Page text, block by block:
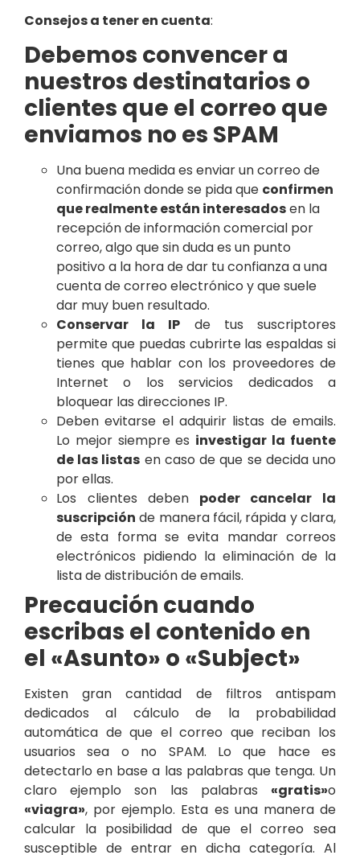
Consejos a tener en cuenta:
Debemos convencer a
nuestros destinatarios o
clientes que el correo que
enviamos no es SPAM
Una buena medida es enviar un correo de
confirmación donde se pida que confirmen
que realmente están interesadosen la
recepción de información comercial por
correo, algo que sin duda es un punto
positivo a la hora de dar tu confianza a una
cuenta de correo electrónico y que suele
dar muy buen resultado.
Conservar la IP de tus suscriptores
permite que puedas cubrirte las espaldas si
tienes que hablar con los proveedores de
Internet o los servicios dedicados a
bloquear las direcciones IP.
Deben evitarse el adquirir listas de emails.
Lo mejor siempre es investigar la fuente
de las listas en caso de que se decida uno
por ellas.
Los clientes deben poder cancelar la
suscripción de manera fácil, rápida y clara,
de esta forma se evita mandar correos
electrónicos pidiendo la eliminación de la
lista de distribución de emails.
Precaución cuando
escribas el contenido en
el «Asunto» o «Subject»
Existen gran cantidad de filtros antispam
dedicados al cálculo de la probabilidad
automática de que el correo que reciban los
usuarios sea o no SPAM. Lo que hace es
detectarlo en base a las palabras que tenga. Un
claro ejemplo son las palabras «gratis»o
«viagra», por ejemplo. Esta es una manera de
calcular la posibilidad de que el correo sea
susceptible de entrar en dicha categoría. Al